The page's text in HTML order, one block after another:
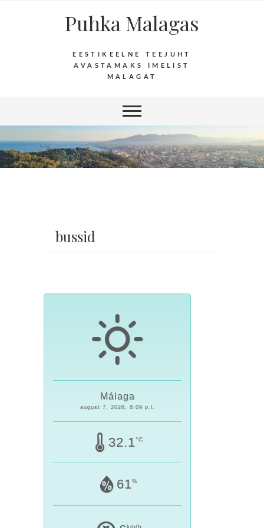
Puhka Malagas
EESTIKEELNE TEEJUHT
AVASTAMAKS IMELIST
MALAGAT
bussid
Málaga
august 7, 2026, 8:09 p.l.
32.1°C
61%
km/h